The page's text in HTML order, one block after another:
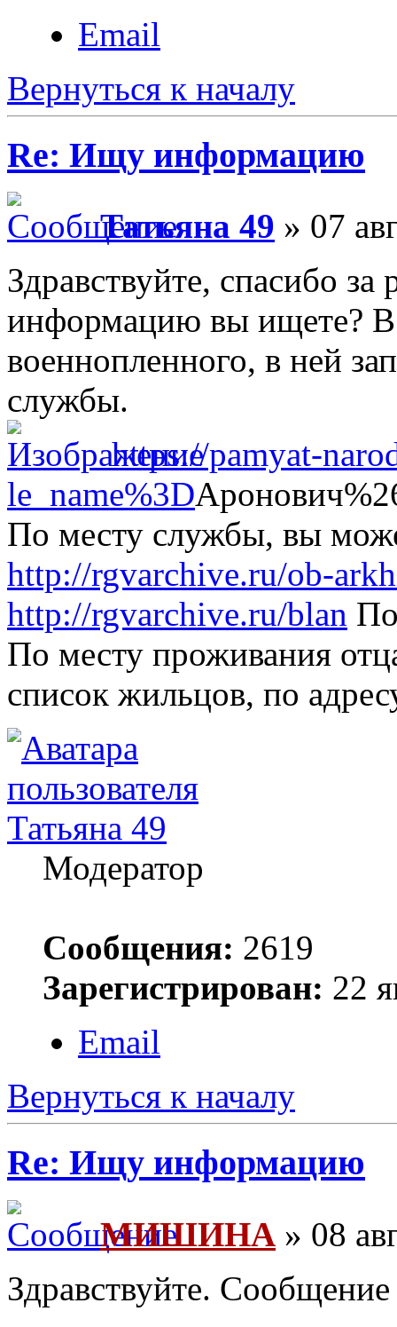
Email
Вернуться к началу
Re: Ищу информацию
Татьяна 49 » 07
Здравствуйте, спасибо
информацию вы ищете? В
военнопленного, в ней
службы.
https://pamyat-
le_name%3D
По месту службы, вы
http://rgvarchive.ru/ob-
http://rgvarchive.ru/blan
По месту проживания
список жильцов, по
Татьяна 49
Модератор
Сообщения: 2619
Зарегистрирован: 22
Email
Вернуться к началу
Re: Ищу информацию
МИШИНА » 08
Здравствуйте.